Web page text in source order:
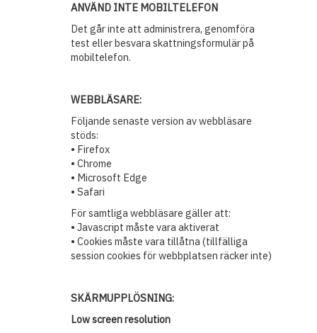
ANVÄND INTE MOBILTELEFON
Det går inte att administrera, genomföra
test eller besvara skattningsformulär på
mobiltelefon.
WEBBLÄSARE:
Följande senaste version av webbläsare
stöds:
• Firefox
• Chrome
• Microsoft Edge
• Safari
För samtliga webbläsare gäller att:
• Javascript måste vara aktiverat
• Cookies måste vara tillåtna (tillfälliga
session cookies för webbplatsen räcker inte)
SKÄRMUPPLÖSNING:
Low screen resolution